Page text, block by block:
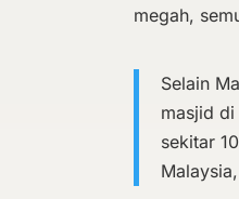
megah,
Selain
masjid
sekitar